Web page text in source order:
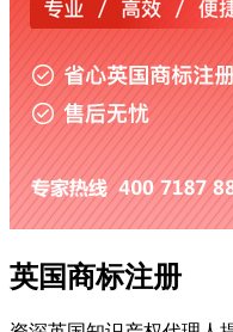
英国商标注册